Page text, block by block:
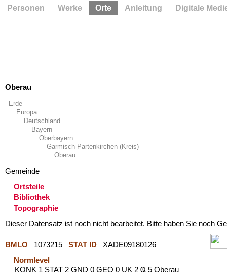
Oberau
Erde
Europa
Deutschland
Bayern
Oberbayern
Garmisch-Partenkirchen (Kreis)
Oberau
Gemeinde
Ortsteile
Bibliothek
Topographie
Dieser Datensatz ist noch nicht bearbeitet. Bitte haben Sie noch
BMLO 1073215 STAT ID
XADE09180126
Normlevel
KONK 1 STAT 2 GND 0 GEO 0 UK 2 Ҩ 5 Oberau
Personen Werke Orte Anleitung Digitale